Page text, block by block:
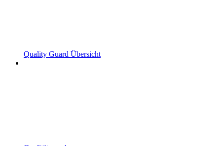
Quality Guard Übersicht